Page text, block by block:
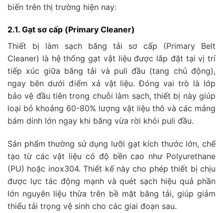
biến trên thị trường hiện nay:
2.1. Gạt sơ cấp (Primary Cleaner)
Thiết bị làm sạch băng tải sơ cấp (Primary Belt
Cleaner) là hệ thống gạt vật liệu được lắp đặt tại vị trí
tiếp xúc giữa băng tải và puli đầu (tang chủ động),
ngay bên dưới điểm xả vật liệu. Đóng vai trò là lớp
bảo vệ đầu tiên trong chuỗi làm sạch, thiết bị này giúp
loại bỏ khoảng 60-80% lượng vật liệu thô và các mảng
bám dính lớn ngay khi băng vừa rời khỏi puli đầu.
Sản phẩm thường sử dụng lưỡi gạt kích thước lớn, chế
tạo từ các vật liệu có độ bền cao như Polyurethane
(PU) hoặc inox304. Thiết kế này cho phép thiết bị chịu
được lực tác động mạnh và quét sạch hiệu quả phần
lớn nguyên liệu thừa trên bề mặt băng tải, giúp giảm
thiểu tải trọng vệ sinh cho các giai đoạn sau.